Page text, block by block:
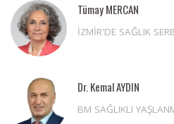
Tümay MERCAN
İZMİR'DE SAĞLIK
Dr. Kemal AYDIN
BM SAĞLIKLI